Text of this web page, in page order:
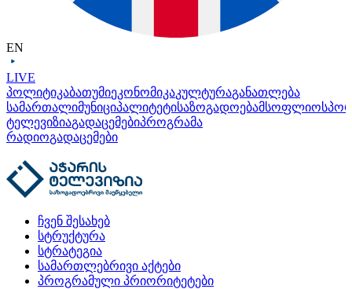
EN
LIVE
პოლიტიკაბათუმიეკონომიკაკულტურაგანათლება
სამართალიმუნიციპალიტეტისაზოგადოებამსოფლიო
ტელევიზიაგადაცემებიპროგრამა
რადიოგადაცემები
ჩვენ შესახებ
სტრუქტურა
სტრატეგია
სამართლებრივი აქტები
პროგრამული პრიორიტეტები